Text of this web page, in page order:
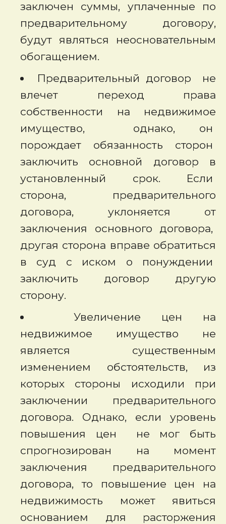
заключен суммы, уплаченные по
предварительному договору,
будут являться неосновательным
обогащением.
Предварительный договор не
влечет переход права
собственности на недвижимое
имущество, однако, он
порождает обязанность сторон
заключить основной договор в
установленный срок. Если
сторона, предварительного
договора, уклоняется от
заключения основного договора,
другая сторона вправе обратиться
в суд с иском о понуждении
заключить договор другую
сторону.
Увеличение цен на
недвижимое имущество не
является существенным
изменением обстоятельств, из
которых стороны исходили при
заключении предварительного
договора. Однако, если уровень
повышения цен не мог быть
спрогнозирован на момент
заключения предварительного
договора, то повышение цен на
недвижимость может явиться
основанием для расторжения